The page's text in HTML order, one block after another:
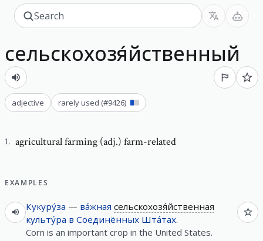
сельскохозя́йственный
adjective rarely used (#9426)
1. agricultural farming (adj.) farm-related
EXAMPLES
Кукуру́за — ва́жная сельскохозя́йственная
культу́ра в Соединённых Шта́тах.
Corn is an important crop in the United States.